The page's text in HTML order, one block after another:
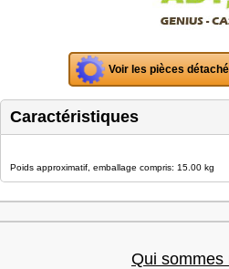
Voir les pièces
Caractéristiques
Poids approximatif, emballage compris: 15.00 kg
Qui sommes